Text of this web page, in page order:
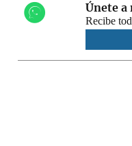
Únete a
Recibe